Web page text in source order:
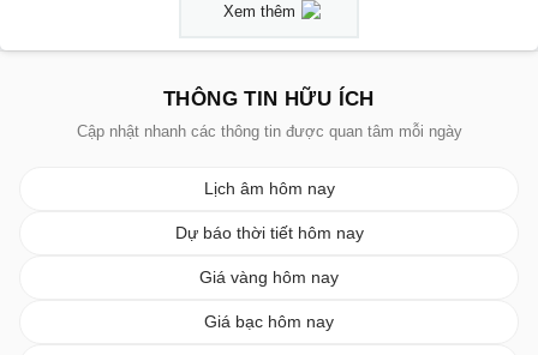
Xem thêm
THÔNG TIN HỮU ÍCH
Cập nhật nhanh các thông tin được quan tâm mỗi ngày
Lịch âm hôm nay
Dự báo thời tiết hôm nay
Giá vàng hôm nay
Giá bạc hôm nay